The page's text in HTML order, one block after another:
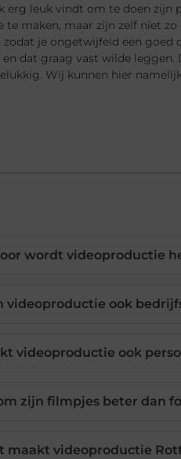
leuk vindt om te doen zijn
maken, maar zijn zelf niet
je ongetwijfeld een goed
dat graag vast wilde
Wij kunnen hier
wordt videoproductie
videoproductie ook
videoproductie ook
zijn filmpjes beter dan
maakt videoproductie